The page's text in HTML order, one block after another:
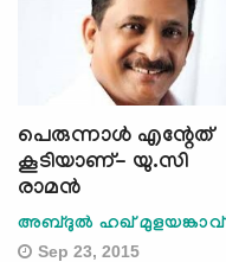
പെരുന്നാള്‍ എന്റേത്
കൂടിയാണ്- യു.സി
രാമന്‍
അബ്ദുല്‍ ഹഖ് മുളയങ്കാവ്
Sep 23, 2015